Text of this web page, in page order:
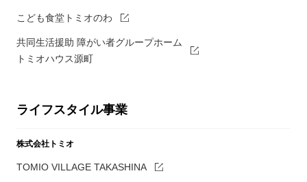
こども食堂トミオのわ
共同生活援助 障がい者グループホーム
トミオハウス源町
ライフスタイル事業
株式会社トミオ
TOMIO VILLAGE TAKASHINA